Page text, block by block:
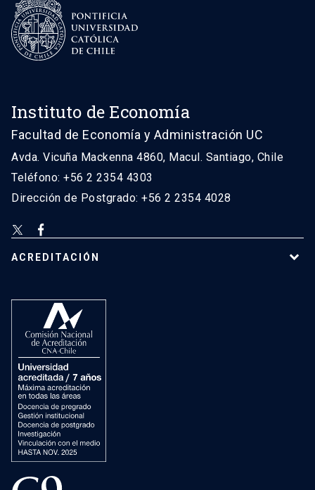
Instituto de Economía
Facultad de Economía y Administración UC
Avda. Vicuña Mackenna 4860, Macul. Santiago, Chile
Teléfono: +56 2 2354 4303
Dirección de Postgrado: +56 2 2354 4028
ACREDITACIÓN